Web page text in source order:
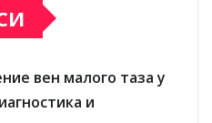
вен малого таза у
и